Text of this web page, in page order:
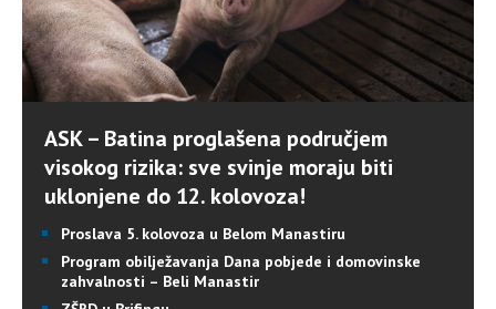
ASK – Batina proglašena područjem
visokog rizika: sve svinje moraju biti
uklonjene do 12. kolovoza!
Proslava 5. kolovoza u Belom Manastiru
Program obilježavanja Dana pobjede i domovinske
zahvalnosti – Beli Manastir